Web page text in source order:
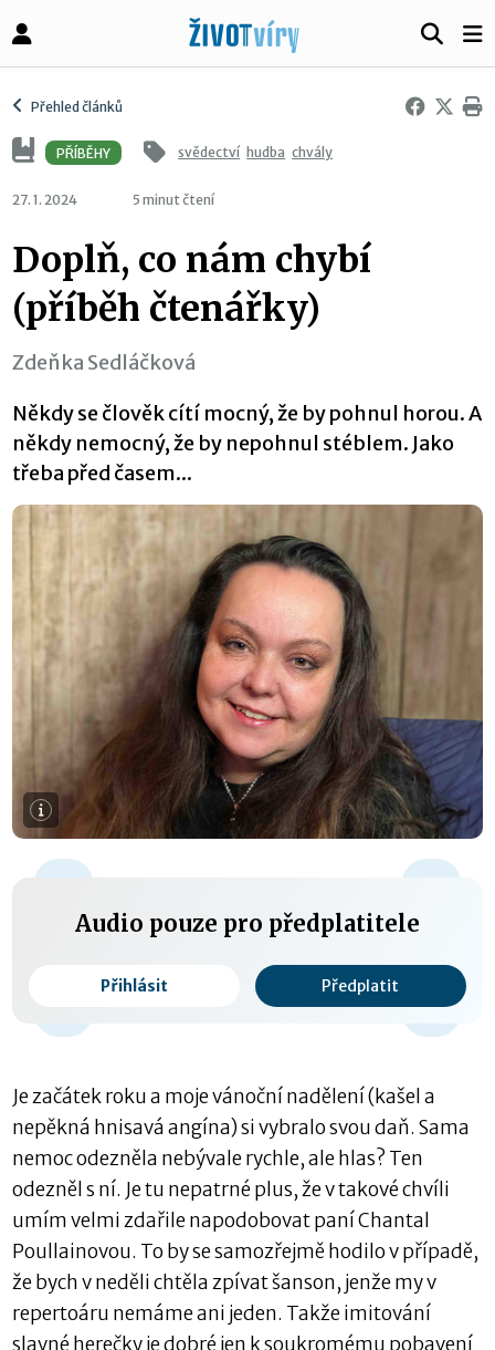
Přehled článků
PŘÍBĚHY svědectví hudba chvály
27. 1. 2024 5 minut čtení
Doplň, co nám chybí
(příběh čtenářky)
Zdeňka Sedláčková
Někdy se člověk cítí mocný, že by pohnul horou. A
někdy nemocný, že by nepohnul stéblem. Jako
třeba před časem...
Audio pouze pro předplatitele
Přihlásit Předplatit
0:00 / 0:00
Je začátek roku a moje vánoční nadělení (kašel a
nepěkná hnisavá angína) si vybralo svou daň. Sama
nemoc odezněla nebývale rychle, ale hlas? Ten
odezněl s ní. Je tu nepatrné plus, že v takové chvíli
umím velmi zdařile napodobovat paní Chantal
Poullainovou. To by se samozřejmě hodilo v případě,
že bych v neděli chtěla zpívat šanson, jenže my v
repertoáru nemáme ani jeden. Takže imitování
slavné herečky je dobré jen k soukromému pobavení